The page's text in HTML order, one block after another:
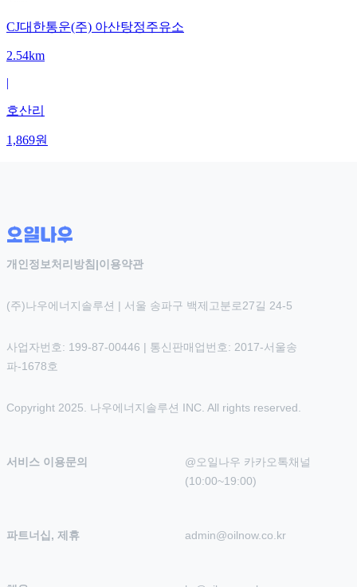
CJ대한통운(주) 아산탕정주유소
2.54km
|
호산리
1,869원
개인정보처리방침 |이용약관
(주)나우에너지솔루션 | 서울 송파구 백제고분로27길 24-5
사업자번호: 199-87-00446 | 통신판매업번호: 2017-서울송
파-1678호
Copyright 2025. 나우에너지솔루션 INC. All rights reserved.
서비스 이용문의
@오일나우 카카오톡채널
(10:00~19:00)
파트너십, 제휴 admin@oilnow.co.kr